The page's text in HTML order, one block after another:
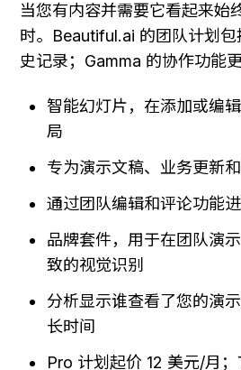
当您有内容并需要它看起来始
时。Beautiful.ai 的团队计划
史记录；Gamma 的协作功能更
智能幻灯片，在添加或编
局
专为演示文稿、业务更新
通过团队编辑和评论功能
品牌套件，用于在团队演
致的视觉识别
分析显示谁查看了您的演
长时间
Pro 计划起价 12 美元/月